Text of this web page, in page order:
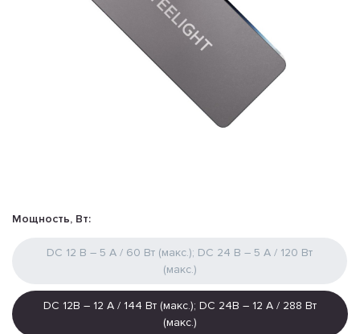
Мощность, Вт:
DC 12 B – 5 А / 60 Bт (макc.); DC 24 B – 5 A / 120 Bт
(макc.)
DC 12B – 12 А / 144 Bт (макc.); DC 24B – 12 А / 288 Bт
(макc.)